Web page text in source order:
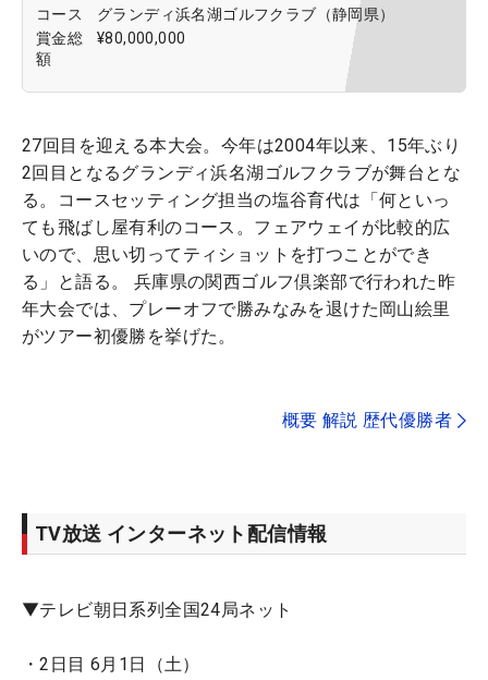
コース
グランディ浜名湖ゴルフクラブ（静岡県）
賞金総
額
¥80,000,000
27回目を迎える本大会。今年は2004年以来、15年ぶり
2回目となるグランディ浜名湖ゴルフクラブが舞台とな
る。コースセッティング担当の塩谷育代は「何といっ
ても飛ばし屋有利のコース。フェアウェイが比較的広
いので、思い切ってティショットを打つことができ
る」と語る。 兵庫県の関西ゴルフ倶楽部で行われた昨
年大会では、プレーオフで勝みなみを退けた岡山絵里
がツアー初優勝を挙げた。
概要 解説 歴代優勝者
TV放送 インターネット配信情報
▼テレビ朝日系列全国24局ネット
・2日目 6月1日（土）